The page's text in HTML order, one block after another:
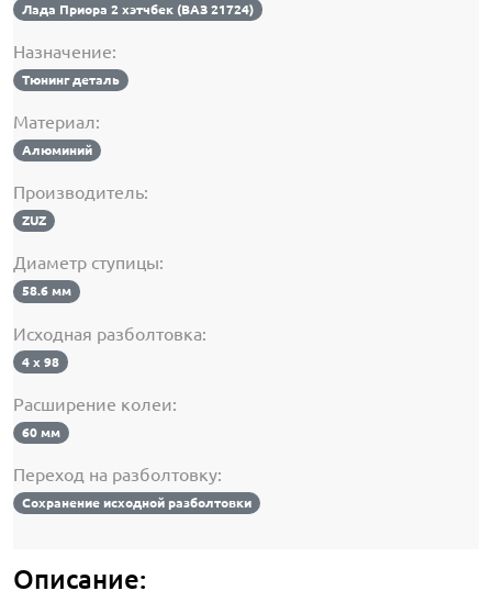
Лада Приора 2 хэтчбек (ВАЗ 21724)
Назначение:
Тюнинг деталь
Материал:
Алюминий
Производитель:
ZUZ
Диаметр ступицы:
58.6 мм
Исходная разболтовка:
4 х 98
Расширение колеи:
60 мм
Переход на разболтовку:
Сохранение исходной разболтовки
Описание: